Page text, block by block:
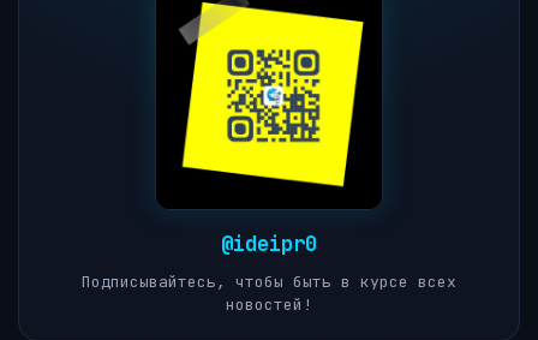
@ideipr0
Подписывайтесь, чтобы быть в курсе всех
новостей!